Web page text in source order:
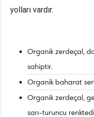
yolları vardır.
Organik zerdeçal,
sahiptir.
Organik baharat
Organik zerdeçal,
sarı-turuncu